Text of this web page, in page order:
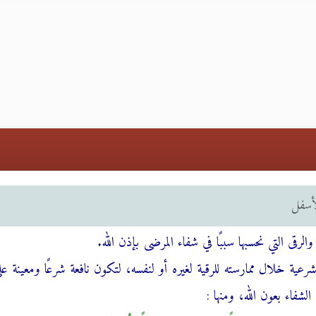
التي نحسبها سببًا في شفاء المرضى بإذن الله.
خلال ممارسته للرقية لغيره أو لنفسه، لتكون نافعة شرعًا ومعينة
الشفاء بعون الله، ومنها :